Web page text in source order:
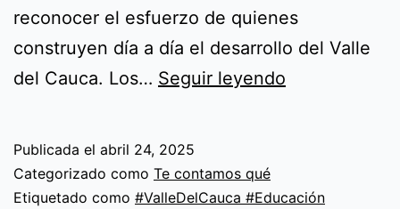
reconocer el esfuerzo de quienes
construyen día a día el desarrollo del Valle
del Cauca. Los… Seguir leyendo
toda
Publicada el abril 24, 2025
Categorizado como Te contamos qué
Etiquetado como #ValleDelCauca #Educación